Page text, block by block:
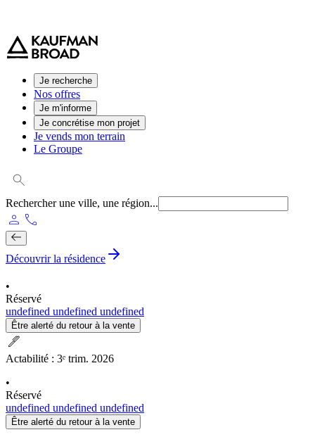
Je recherche
Nos offres
Je m'informe
Je concrétise mon projet
Je vends mon terrain
Le Groupe
Rechercher une ville, une région...
person phone
Découvrir la résidence
•
Réservé
undefined undefined undefined
Être alerté du retour à la vente
ink_pen
Actabilité : 3ᵉ trim. 2026
•
Réservé
undefined undefined undefined
Être alerté du retour à la vente